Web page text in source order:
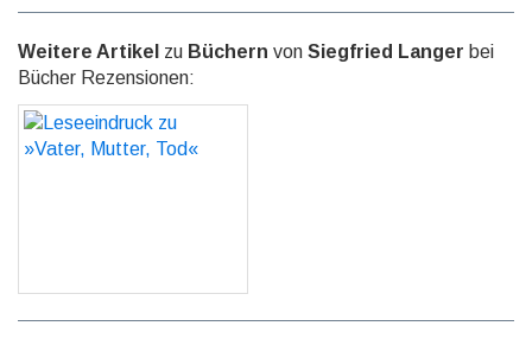
Weitere Artikel zu Büchern von Siegfried Langer bei
Bücher Rezensionen:
Leseeindruck zu »Vater,
Mutter, Tod«